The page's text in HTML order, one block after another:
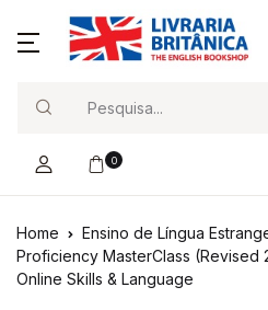
0
Home Ensino de Língua
Proficiency MasterClass (Revised
Online Skills & Language